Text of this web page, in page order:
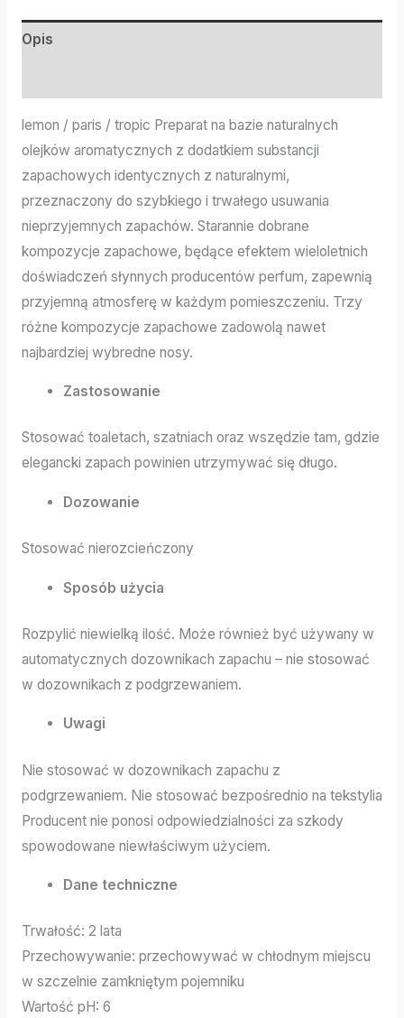
Opis
lemon / paris / tropic Preparat na bazie naturalnych
olejków aromatycznych z dodatkiem substancji
zapachowych identycznych z naturalnymi,
przeznaczony do szybkiego i trwałego usuwania
nieprzyjemnych zapachów. Starannie dobrane
kompozycje zapachowe, będące efektem wieloletnich
doświadczeń słynnych producentów perfum, zapewnią
przyjemną atmosferę w każdym pomieszczeniu. Trzy
różne kompozycje zapachowe zadowolą nawet
najbardziej wybredne nosy.
Zastosowanie
Stosować toaletach, szatniach oraz wszędzie tam, gdzie
elegancki zapach powinien utrzymywać się długo.
Dozowanie
Stosować nierozcieńczony
Sposób użycia
Rozpylić niewielką ilość. Może również być używany w
automatycznych dozownikach zapachu – nie stosować
w dozownikach z podgrzewaniem.
Uwagi
Nie stosować w dozownikach zapachu z
podgrzewaniem. Nie stosować bezpośrednio na tekstylia
Producent nie ponosi odpowiedzialności za szkody
spowodowane niewłaściwym użyciem.
Dane techniczne
Trwałość: 2 lata
Przechowywanie: przechowywać w chłodnym miejscu
w szczelnie zamkniętym pojemniku
Wartość pH: 6